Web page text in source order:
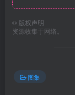
© 版权声明
资源收集于网络。
图集